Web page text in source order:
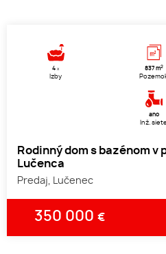
4x
Izby
837 m2
áno
Inž.
Rodinný dom s bazénom v
Lučenca
Predaj, Lučenec
350 000 €